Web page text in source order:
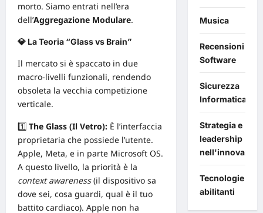
morto. Siamo entrati nell’era
dell’Aggregazione Modulare.
💎 La Teoria “Glass vs Brain”
Il mercato si è spaccato in due
macro-livelli funzionali, rendendo
obsoleta la vecchia competizione
verticale.
1️⃣ The Glass (Il Vetro): È l’interfaccia
proprietaria che possiede l’utente.
Apple, Meta, e in parte Microsoft OS.
A questo livello, la priorità è la
context awareness(il dispositivo sa
dove sei, cosa guardi, qual è il tuo
battito cardiaco). Apple non ha
Musica
Recensioni
Software
Sicurezza
Informatica
Strategia e
leadership
Tecnologie
abilitanti